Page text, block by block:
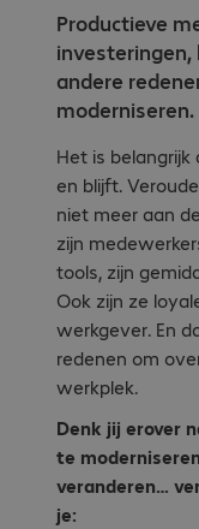
Productieve
andere
moderniseren.
Het is
en blijft.
niet meer aan
zijn
tools, zijn
Ook zijn ze
werkgever. En
redenen om
werkplek.
Denk jij erover
te
veranderen…
je: